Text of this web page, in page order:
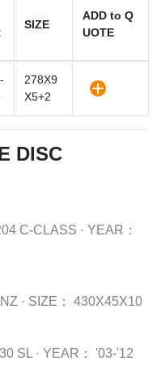
SIZE
ADD to Q
UOTE
278X9
X5+2
DISC
C-CLASS · YEAR：
· SIZE： 430X45X10
SL · YEAR： '03-'12